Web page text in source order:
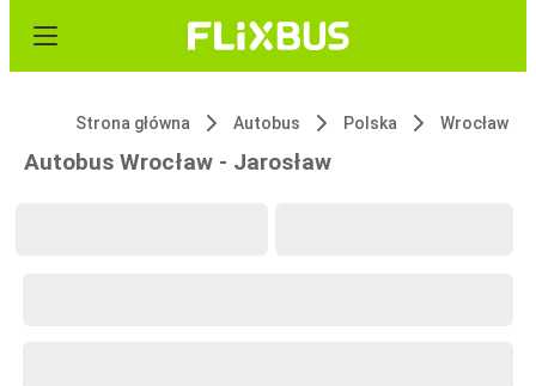
Strona główna Autobus Polska Wrocław
Autobus Wrocław - Jarosław